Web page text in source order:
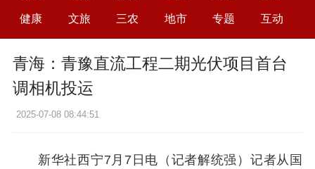
健康 文旅 三农 地市 专题 互动
青海：青豫直流工程二期光伏项目首台
调相机投运
2025-07-08 08:44:51
新华社西宁7月7日电（记者解统强）记者从国